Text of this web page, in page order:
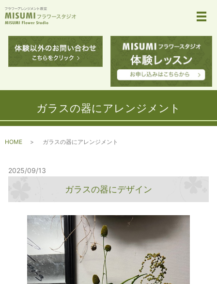
メ
ガラスの器にアレンジメント
HOME ガラスの器にアレンジメント
2025/09/13
ガラスの器にデザイン